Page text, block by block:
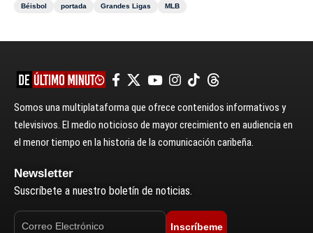
Béisbol
portada Grandes Ligas MLB
Somos una multiplataforma que ofrece contenidos informativos y
televisivos. El medio noticioso de mayor crecimiento en audiencia en
el menor tiempo en la historia de la comunicación caribeña.
Newsletter
Suscríbete a nuestro boletín de noticias.
Inscríbeme